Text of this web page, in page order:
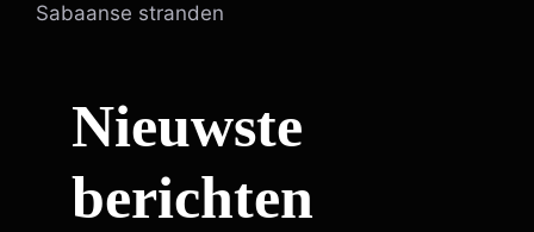
Sabaanse stranden
Nieuwste
berichten